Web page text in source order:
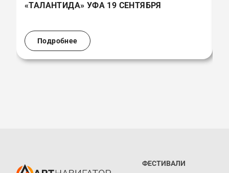
«ТАЛАНТИДА» УФА 19 СЕНТЯБРЯ
Подробнее
ФЕСТИВАЛИ